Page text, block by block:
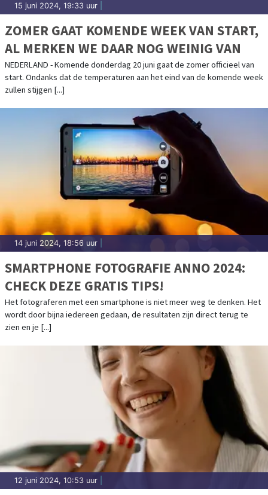
15 juni 2024, 19:33 uur
ZOMER GAAT KOMENDE WEEK VAN START,
AL MERKEN WE DAAR NOG WEINIG VAN
NEDERLAND - Komende donderdag 20 juni gaat de zomer officieel van
start. Ondanks dat de temperaturen aan het eind van de komende week
zullen stijgen [...]
14 juni 2024, 18:56 uur
SMARTPHONE FOTOGRAFIE ANNO 2024:
CHECK DEZE GRATIS TIPS!
Het fotograferen met een smartphone is niet meer weg te denken. Het
wordt door bijna iedereen gedaan, de resultaten zijn direct terug te
zien en je [...]
12 juni 2024, 10:53 uur